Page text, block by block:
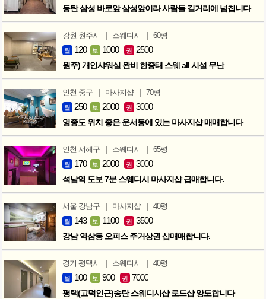
동탄 삼성 바로앞 삼성앞이라 사람들 길거리에 넘칩니다
강원 원주시 | 스웨디시 | 60평
월 120 보 1000 권 2500
원주) 개인샤워실 완비 한중태 스웨 all 시설 무난
인천 중구 | 마사지샵 | 70평
월 250 보 2000 권 3000
영종도 위치 좋은 운서동에 있는 마사지샵 매매합니다
인천 서해구 | 스웨디시 | 65평
월 170 보 2000 권 3000
석남역 도보 7분 스웨디시 마사지샵 급매합니다.
서울 강남구 | 마사지샵 | 40평
월 143 보 1100 권 3500
강남 역삼동 오피스 주거상권 샵매매합니다.
경기 평택시 | 스웨디시 | 40평
월 100 보 900 권 7000
평택(고덕인근)송탄 스웨디시샵 로드샵 양도합니다